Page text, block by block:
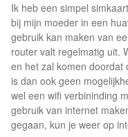
Ik heb een simpel
bij mijn moeder in een
gebruik kan maken van
router valt regelmatig uit.
en het zal komen doordat
is dan ook geen
wel een wifi verbininding
gebruik van internet
gegaan, kun je weer op